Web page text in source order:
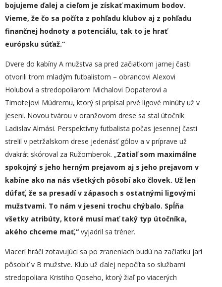
bojujeme ďalej a cieľom je získať maximum bodov.
Vieme, že čo sa počíta z pohľadu klubov aj z pohľadu
finančnej hodnoty a potenciálu, tak to je hrať
európsku súťaž.“
Dvere do kabíny A mužstva sa pred začiatkom jarnej časti
otvorili trom mladým futbalistom – obrancovi Alexovi
Holubovi a stredopoliarom Michalovi Dopaterovi a
Timotejovi Múdremu, ktorý si pripísal prvé ligové minúty už v
jeseni. Novou tvárou v oranžovom drese sa stal útočník
Ladislav Almási. Perspektívny futbalista počas jesennej časti
strelil v petržalskom drese jedenásť gólov a v príprave už
dvakrát skóroval za Ružomberok. „Zatiaľ som maximálne
spokojný s jeho herným prejavom aj s jeho prejavom v
kabíne ako na nás všetkých pôsobí ako človek. Už len
dúfať, že sa presadí v zápasoch s ostatnými ligovými
mužstvami. To nám v jeseni trochu chýbalo. Spĺňa
všetky atribúty, ktoré musí mať taký typ útočníka,
akého chceme mať,“ vyjadril sa tréner.
Viacerí hráči zotavujúci sa po zraneniach budú na začiatku jari
pôsobiť v B mužstve. Klub už ďalej nepočíta so službami
stredopoliara Kristiho Qoseho, ktorý žiaľ po viacerých